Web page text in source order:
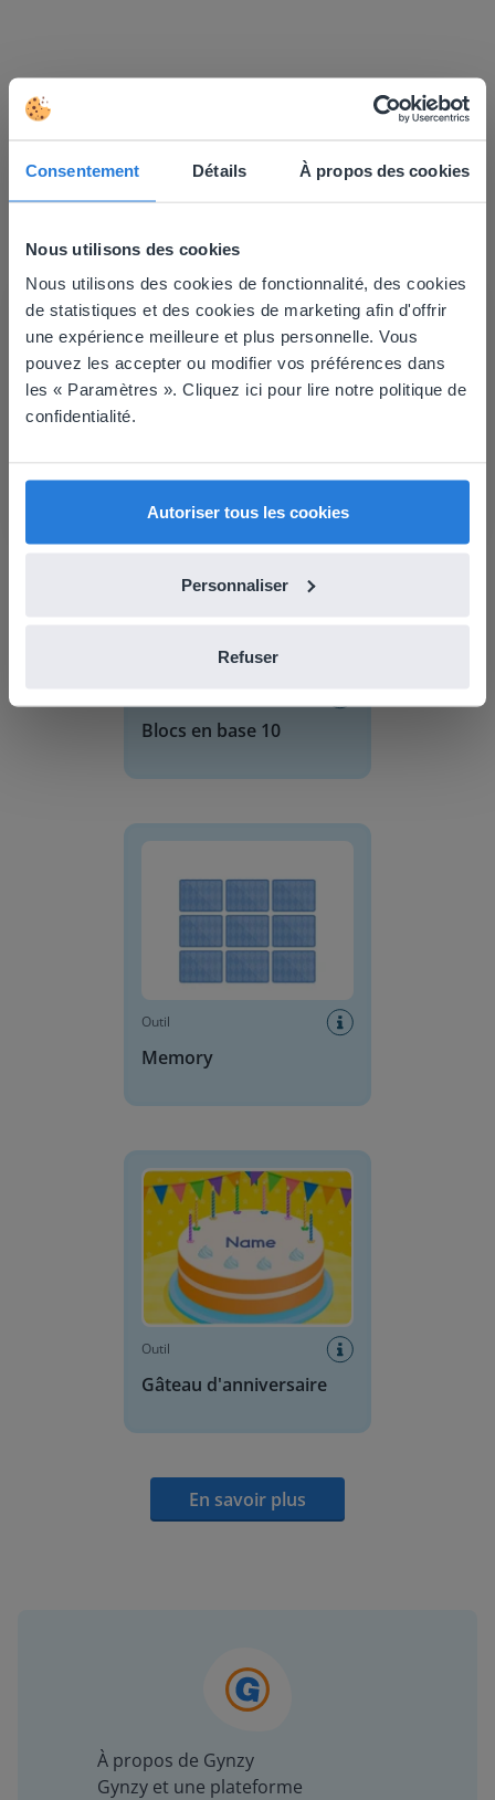
Consentement Détails À propos des cookies
Nous utilisons des cookies
Nous utilisons des cookies de fonctionnalité, des cookies
de statistiques et des cookies de marketing afin d'offrir
une expérience meilleure et plus personnelle. Vous
pouvez les accepter ou modifier vos préférences dans
les « Paramètres ». Cliquez ici pour lire notre politique de
confidentialité.
Autoriser tous les cookies
Personnaliser
Refuser
Plan de classe
Outil
Plan de classe
Blocs en base 10
Blocs en base 10
Outil
Memory
Outil
Gâteau d'anniversaire
En savoir plus
À propos de Gynzy
Gynzy et une plateforme
This website doesn't match
your location
Based on your location, we think you might
prefer to visit our English website. There you'll
English
Français